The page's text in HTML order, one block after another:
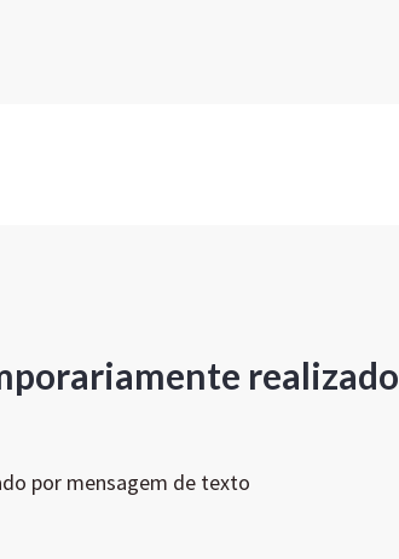
realizado
por mensagem de texto